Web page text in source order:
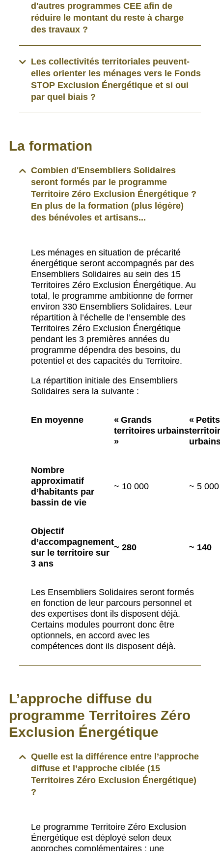
d'autres programmes CEE afin de
réduire le montant du reste à charge
des travaux ?
Les collectivités territoriales peuvent-
elles orienter les ménages vers le Fonds
STOP Exclusion Énergétique et si oui
par quel biais ?
La formation
Combien d'Ensembliers Solidaires
seront formés par le programme
Territoire Zéro Exclusion Énergétique ?
En plus de la formation (plus légère)
des bénévoles et artisans...
Les ménages en situation de précarité
énergétique seront accompagnés par des
Ensembliers Solidaires au sein des 15
Territoires Zéro Exclusion Énergétique. Au
total, le programme ambitionne de former
environ 330 Ensembliers Solidaires. Leur
répartition à l’échelle de l’ensemble des
Territoires Zéro Exclusion Énergétique
pendant les 3 premières années du
programme dépendra des besoins, du
potentiel et des capacités du Territoire.
La répartition initiale des Ensembliers
Solidaires sera la suivante :
En moyenne
« Grands
territoires urbains
»
« Petits
Nombre
approximatif
d’habitants par
bassin de vie
~ 10 000 ~ 5
Objectif
d’accompagnement
sur le territoire sur
3 ans
~ 280 ~ 140
Les Ensembliers Solidaires seront formés
en fonction de leur parcours personnel et
des expertises dont ils disposent déjà.
Certains modules pourront donc être
optionnels, en accord avec les
compétences dont ils disposent déjà.
L’approche diffuse du
programme Territoires Zéro
Exclusion Énergétique
Quelle est la différence entre l’approche
diffuse et l’approche ciblée (15
Territoires Zéro Exclusion Énergétique)
?
Le programme Territoire Zéro Exclusion
Énergétique est déployé selon deux
approches complémentaires : une